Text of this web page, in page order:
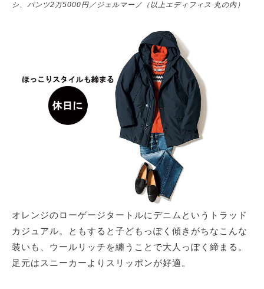
シ、パンツ2万5000円／ジェルマーノ（以上エディフィス 丸の内）
オレンジのローゲージタートルにデニムというトラッド
カジュアル。ともすると子どもっぽく傾きがちなこんな
装いも、ウールリッチを纏うことで大人っぽく締まる。
足元はスニーカーよりスリッポンが好適。